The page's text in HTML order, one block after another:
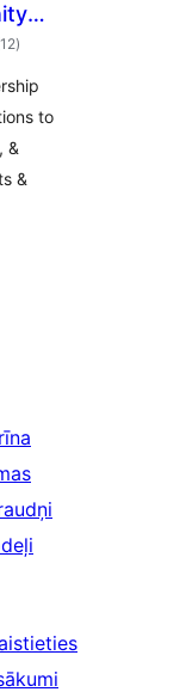
and
vērtējumu
kopsumma
)
to
&
&